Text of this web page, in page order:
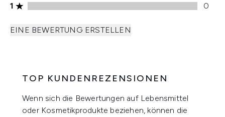
1 stars rating 0 reviews
1 0
EINE BEWERTUNG ERSTELLEN
TOP KUNDENREZENSIONEN
Wenn sich die Bewertungen auf Lebensmittel
oder Kosmetikprodukte beziehen, können die